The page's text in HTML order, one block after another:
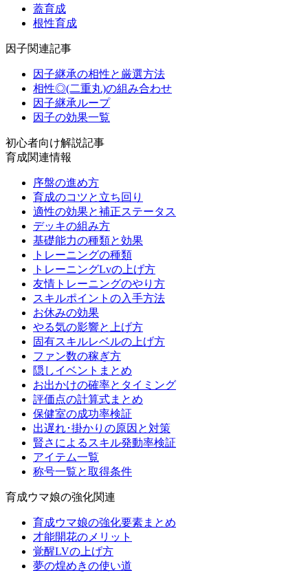
蓋育成
根性育成
因子関連記事
因子継承の相性と厳選方法
相性◎(二重丸)の組み合わせ
因子継承ループ
因子の効果一覧
初心者向け解説記事
育成関連情報
序盤の進め方
育成のコツと立ち回り
適性の効果と補正ステータス
デッキの組み方
基礎能力の種類と効果
トレーニングの種類
トレーニングLvの上げ方
友情トレーニングのやり方
スキルポイントの入手方法
お休みの効果
やる気の影響と上げ方
固有スキルレベルの上げ方
ファン数の稼ぎ方
隠しイベントまとめ
お出かけの確率とタイミング
評価点の計算式まとめ
保健室の成功率検証
出遅れ･掛かりの原因と対策
賢さによるスキル発動率検証
アイテム一覧
称号一覧と取得条件
育成ウマ娘の強化関連
育成ウマ娘の強化要素まとめ
才能開花のメリット
覚醒LVの上げ方
夢の煌めきの使い道